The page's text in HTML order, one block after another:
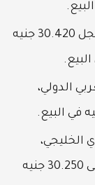
يسجل سعر الدولار في بنك مصر، سجل 30.420 جنيه
الدولي،
الخليجي،
30.150 جنيه في الشراء، بينما يصل إلى 30.250 جنيه